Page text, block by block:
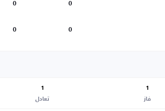
0
0
0
0
1
فاز
1
تعادل